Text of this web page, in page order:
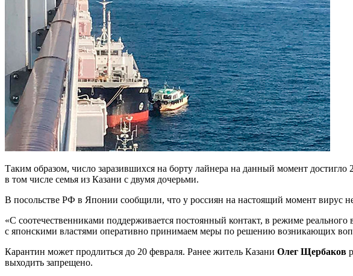
Таким образом, число заразившихся на борту лайнера на данный момент достигло
в том числе семья из Казани с двумя дочерьми.
В посольстве РФ в Японии сообщили, что у россиян на настоящий момент вирус
«С соотечественниками поддерживается постоянный контакт, в режиме
с японскими властями оперативно принимаем меры по решению возникающих
Карантин может продлиться до 20 февраля. Ранее житель Казани Олег Щербаков
выходить запрещено.